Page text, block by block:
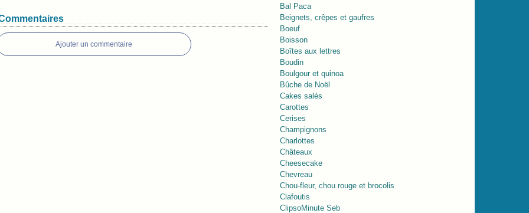
Ajouter un commentaire
Bal Paca
Beignets, crêpes et gaufres
Boeuf
Boisson
Boîtes aux lettres
Boudin
Boulgour et quinoa
Bûche de Noël
Cakes salés
Carottes
Cerises
Champignons
Charlottes
Châteaux
Cheesecake
Chevreau
Chou-fleur, chou rouge et brocolis
Clafoutis
ClipsoMinute Seb